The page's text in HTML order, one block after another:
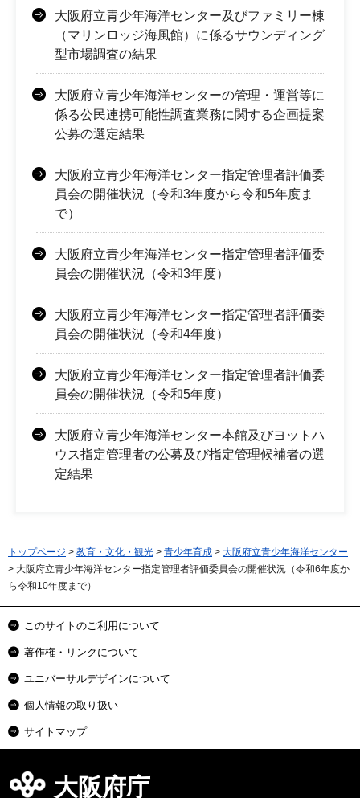
大阪府立青少年海洋センター及びファミリー棟
（マリンロッジ海風館）に係るサウンディング
型市場調査の結果
大阪府立青少年海洋センターの管理・運営等に
係る公民連携可能性調査業務に関する企画提案
公募の選定結果
大阪府立青少年海洋センター指定管理者評価委
員会の開催状況（令和3年度から令和5年度ま
で）
大阪府立青少年海洋センター指定管理者評価委
員会の開催状況（令和3年度）
大阪府立青少年海洋センター指定管理者評価委
員会の開催状況（令和4年度）
大阪府立青少年海洋センター指定管理者評価委
員会の開催状況（令和5年度）
大阪府立青少年海洋センター本館及びヨットハ
ウス指定管理者の公募及び指定管理候補者の選
定結果
トップページ > 教育・文化・観光 > 青少年育成 > 大阪府立青少年海洋センター
> 大阪府立青少年海洋センター指定管理者評価委員会の開催状況（令和6年度か
ら令和10年度まで）
このサイトのご利用について
著作権・リンクについて
ユニバーサルデザインについて
個人情報の取り扱い
サイトマップ
大阪府庁